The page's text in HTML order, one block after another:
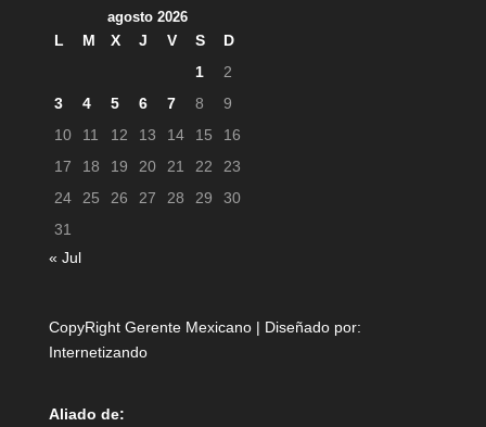
agosto 2026
L M X J V S
D
1
2
3
4 5 6 7 8
9
10
11 12 13 14 15
16
17
18 19 20 21 22
23
24
25 26 27 28 29
30
31
« Jul
CopyRight Gerente Mexicano | Diseñado por:
Internetizando
Aliado de: